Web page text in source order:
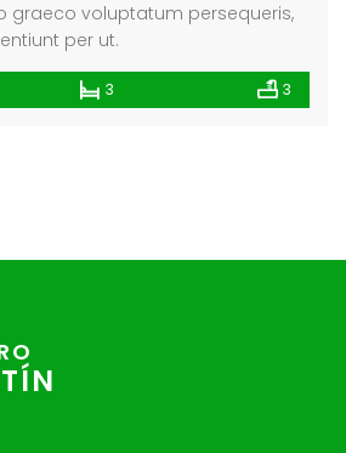
graeco voluptatum persequeris,
per ut.
3 3